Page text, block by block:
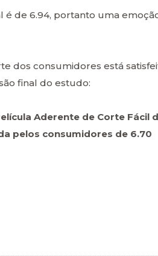
de 6.94, portanto uma
dos consumidores está
final do estudo:
Aderente de Corte Fácil
pelos consumidores de 6.70